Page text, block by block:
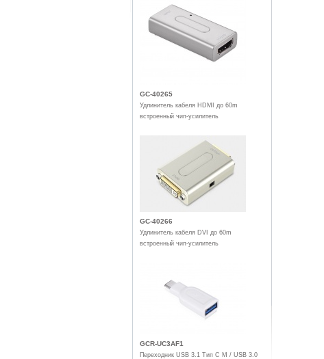
GC-40265
Удлинитель кабеля HDMI до 60m
встроенный чип-усилитель
GC-40266
Удлинитель кабеля DVI до 60m
встроенный чип-усилитель
GCR-UC3AF1
Переходник USB 3.1 Тип C M / USB 3.0